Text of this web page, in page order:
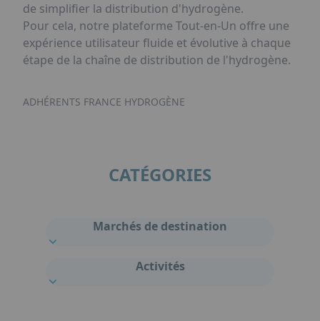
de simplifier la distribution d'hydrogène.
Pour cela, notre plateforme Tout-en-Un offre une
expérience utilisateur fluide et évolutive à chaque
étape de la chaîne de distribution de l'hydrogène.
ADHÉRENTS FRANCE HYDROGÈNE
CATÉGORIES
Marchés de destination
Activités